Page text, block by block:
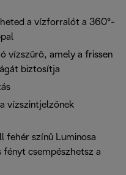
a vízforralót a 360°-
vízszűrő, amely a frissen
biztosítja
vízszintjelzőnek
fehér színű Luminosa
csempészhetsz a